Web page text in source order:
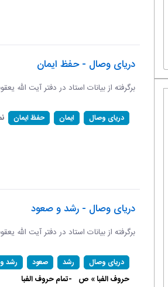
دریای وصال - حفظ ایمان
برگرفته از بیانات استاد در دفتر آیت الله
دریای وصال ایمان حفظ ایمان
دریای وصال - رشد و صعود
برگرفته از بیانات استاد در دفتر آیت الله
دریای وصال رشد صعود رشد
حروف الفبا » ص -تمام حروف الفبا